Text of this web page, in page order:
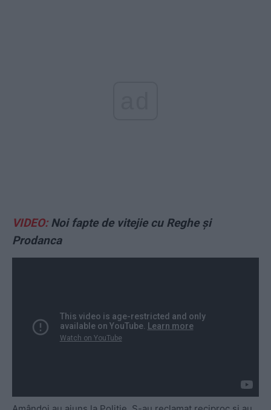
VIDEO:Noi fapte de vitejie cu Reghe și
Prodanca